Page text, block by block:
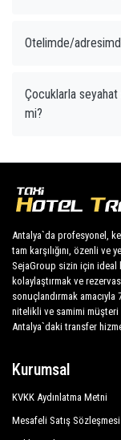
Otelimde/
Çocuklarla
mi?
Antalya`da profesyonel,
tam karşılığını, özenli
SejaGroup sizin için ideal
kolaylaştırmak ve
sonuçlandırmak
nitelikli ve samimi müşteri
Antalya`daki transfer
Kurumsal
KVKK Aydınlatma Metni
Mesafeli Satış Sözleşmesi